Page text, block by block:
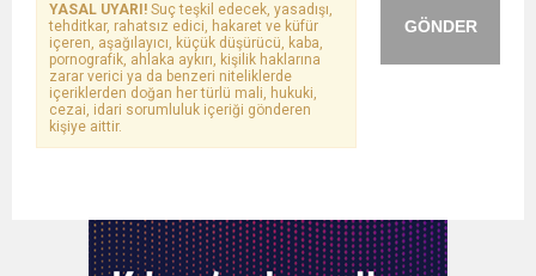
GÖNDER
YASAL UYARI! Suç teşkil edecek, yasadışı,
tehditkar, rahatsız edici, hakaret ve küfür
içeren, aşağılayıcı, küçük düşürücü, kaba,
pornografik, ahlaka aykırı, kişilik haklarına
zarar verici ya da benzeri niteliklerde
içeriklerden doğan her türlü mali, hukuki,
cezai, idari sorumluluk içeriği gönderen
kişiye aittir.